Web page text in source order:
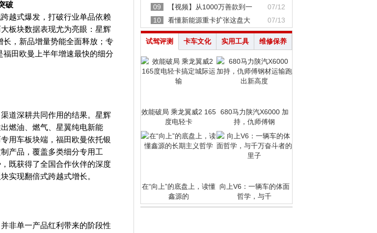
破
越式爆发，打破行业单品依赖
板块数据表现尤为亮眼：星辉
长，新品增量势能全面释放；专
福田欧曼上半年增速最快的细分
道深耕共同作用的结果。星辉
燃油、燃气、星翼纯电新能
用车板块端，福田欧曼依托银
产品，覆盖多类细分专用工
既获得了全国合作伙伴的深度
实现翻倍式跨越式增长。
非单一产品红利带来的阶段性
09
【视频】从1000万善款到一
07/12
10
看懂新能源重卡扩张这盘大 07/13
试驾评测 卡车文化 实用工具 维修保养
效能破局 乘龙翼威2 165
度电轻卡
680马力陕汽X6000 加
持，仇师傅钢
在“向上”的底盘上，读懂
鑫源的
向上V6：一辆车的体面
哲学，与千